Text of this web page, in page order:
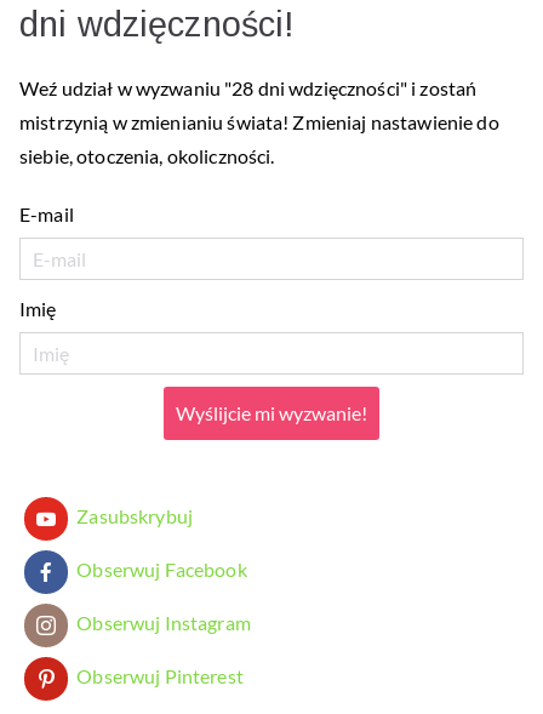
dni wdzięczności!
Weź udział w wyzwaniu "28 dni wdzięczności" i zostań
mistrzynią w zmienianiu świata! Zmieniaj nastawienie do
siebie, otoczenia, okoliczności.
E-mail
Imię
Wyślijcie mi wyzwanie!
Zasubskrybuj
Obserwuj Facebook
Obserwuj Instagram
Obserwuj Pinterest